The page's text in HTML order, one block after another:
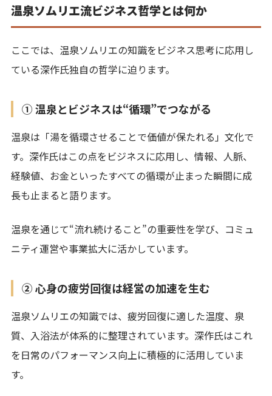
温泉ソムリエ流ビジネス哲学とは何か
ここでは、温泉ソムリエの知識をビジネス思考に応用し
ている深作氏独自の哲学に迫ります。
① 温泉とビジネスは“循環”でつながる
温泉は「湯を循環させることで価値が保たれる」文化で
す。深作氏はこの点をビジネスに応用し、情報、人脈、
経験値、お金といったすべての循環が止まった瞬間に成
長も止まると語ります。
温泉を通じて“流れ続けること”の重要性を学び、コミュ
ニティ運営や事業拡大に活かしています。
② 心身の疲労回復は経営の加速を生む
温泉ソムリエの知識では、疲労回復に適した温度、泉
質、入浴法が体系的に整理されています。深作氏はこれ
を日常のパフォーマンス向上に積極的に活用していま
す。